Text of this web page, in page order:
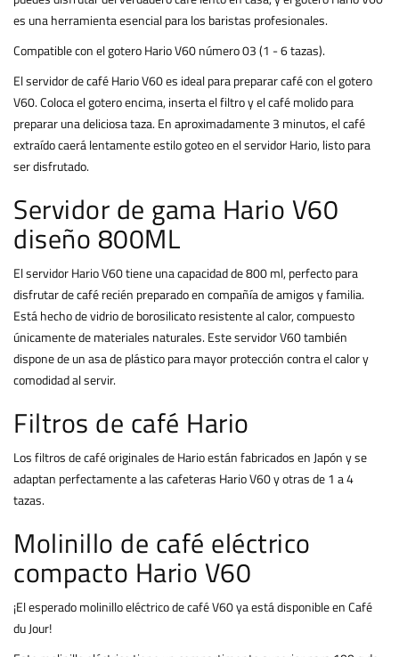
es una herramienta esencial para los baristas profesionales.
Compatible con el gotero Hario V60 número 03 (1 - 6 tazas).
El servidor de café Hario V60 es ideal para preparar café con el gotero
V60. Coloca el gotero encima, inserta el filtro y el café molido para
preparar una deliciosa taza. En aproximadamente 3 minutos, el café
extraído caerá lentamente estilo goteo en el servidor Hario, listo para
ser disfrutado.
Servidor de gama Hario V60
diseño 800ML
El servidor Hario V60 tiene una capacidad de 800 ml, perfecto para
disfrutar de café recién preparado en compañía de amigos y familia.
Está hecho de vidrio de borosilicato resistente al calor, compuesto
únicamente de materiales naturales. Este servidor V60 también
dispone de un asa de plástico para mayor protección contra el calor y
comodidad al servir.
Filtros de café Hario
Los filtros de café originales de Hario están fabricados en Japón y se
adaptan perfectamente a las cafeteras Hario V60 y otras de 1 a 4
tazas.
Molinillo de café eléctrico
compacto Hario V60
¡El esperado molinillo eléctrico de café V60 ya está disponible en Café
du Jour!